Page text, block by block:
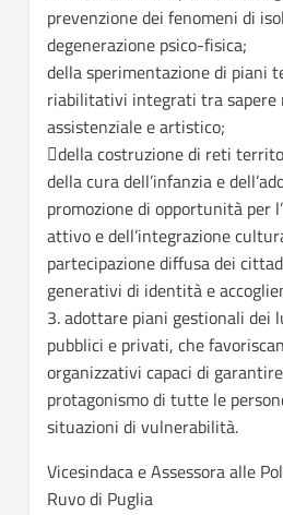
prevenzione dei fenomeni di
degenerazione psico-fisica;
della sperimentazione di piani
riabilitativi integrati tra sapere
assistenziale e artistico;
della costruzione di reti
della cura dell’infanzia e
promozione di opportunità per
attivo e dell’integrazione
partecipazione diffusa dei
generativi di identità e
3. adottare piani gestionali dei
pubblici e privati, che
organizzativi capaci di
protagonismo di tutte le
situazioni di vulnerabilità.
Vicesindaca e Assessora alle
Ruvo di Puglia